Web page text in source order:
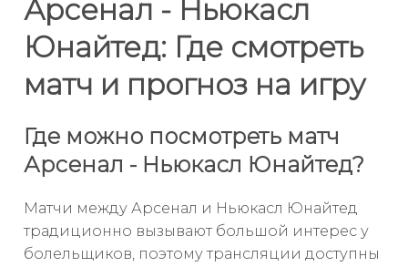
Арсенал - Ньюкасл
Юнайтед: Где смотреть
матч и прогноз на игру
Где можно посмотреть матч
Арсенал - Ньюкасл Юнайтед?
Матчи между Арсенал и Ньюкасл Юнайтед
традиционно вызывают большой интерес у
болельщиков, поэтому трансляции доступны